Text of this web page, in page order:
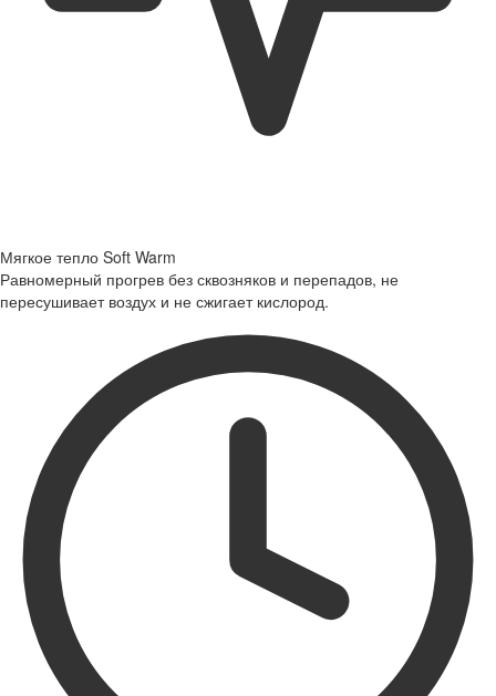
Мягкое тепло Soft Warm
Равномерный прогрев без сквозняков и перепадов, не
пересушивает воздух и не сжигает кислород.